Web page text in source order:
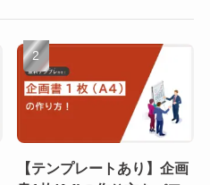
【テンプレートあり】企画